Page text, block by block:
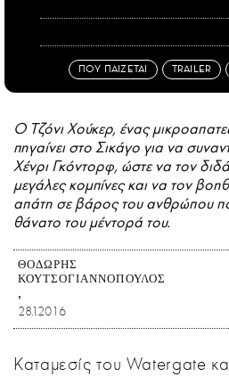
ΠΟΥ ΠΑΙΖΕΤΑΙ TRAILER
Ο Τζόνι Χούκερ, ένας
πηγαίνει στο Σικάγο για να
Χένρι Γκόντορφ, ώστε να τον
μεγάλες κομπίνες και να τον
απάτη σε βάρος του ανθρώπου
θάνατο του μέντορά του.
ΘΟΔΩΡΉΣ
ΚΟΥΤΣΟΓΙΑΝΝΌΠΟΥΛΟΣ
28.1.2016
Καταμεσίς του Watergate